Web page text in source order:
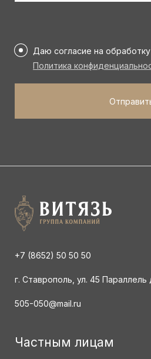
*
Даю согласие на
Политика
+7 (8652) 50 50 50
г. Ставрополь, ул. 45 Параллель
505-050@mail.ru
Частным лицам